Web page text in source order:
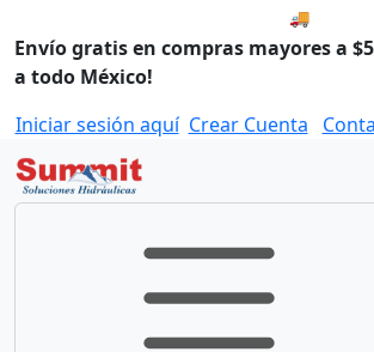
🚚 Envío
Envío gratis en compras mayores a
a todo México!
Iniciar sesión aquí Crear Cuenta